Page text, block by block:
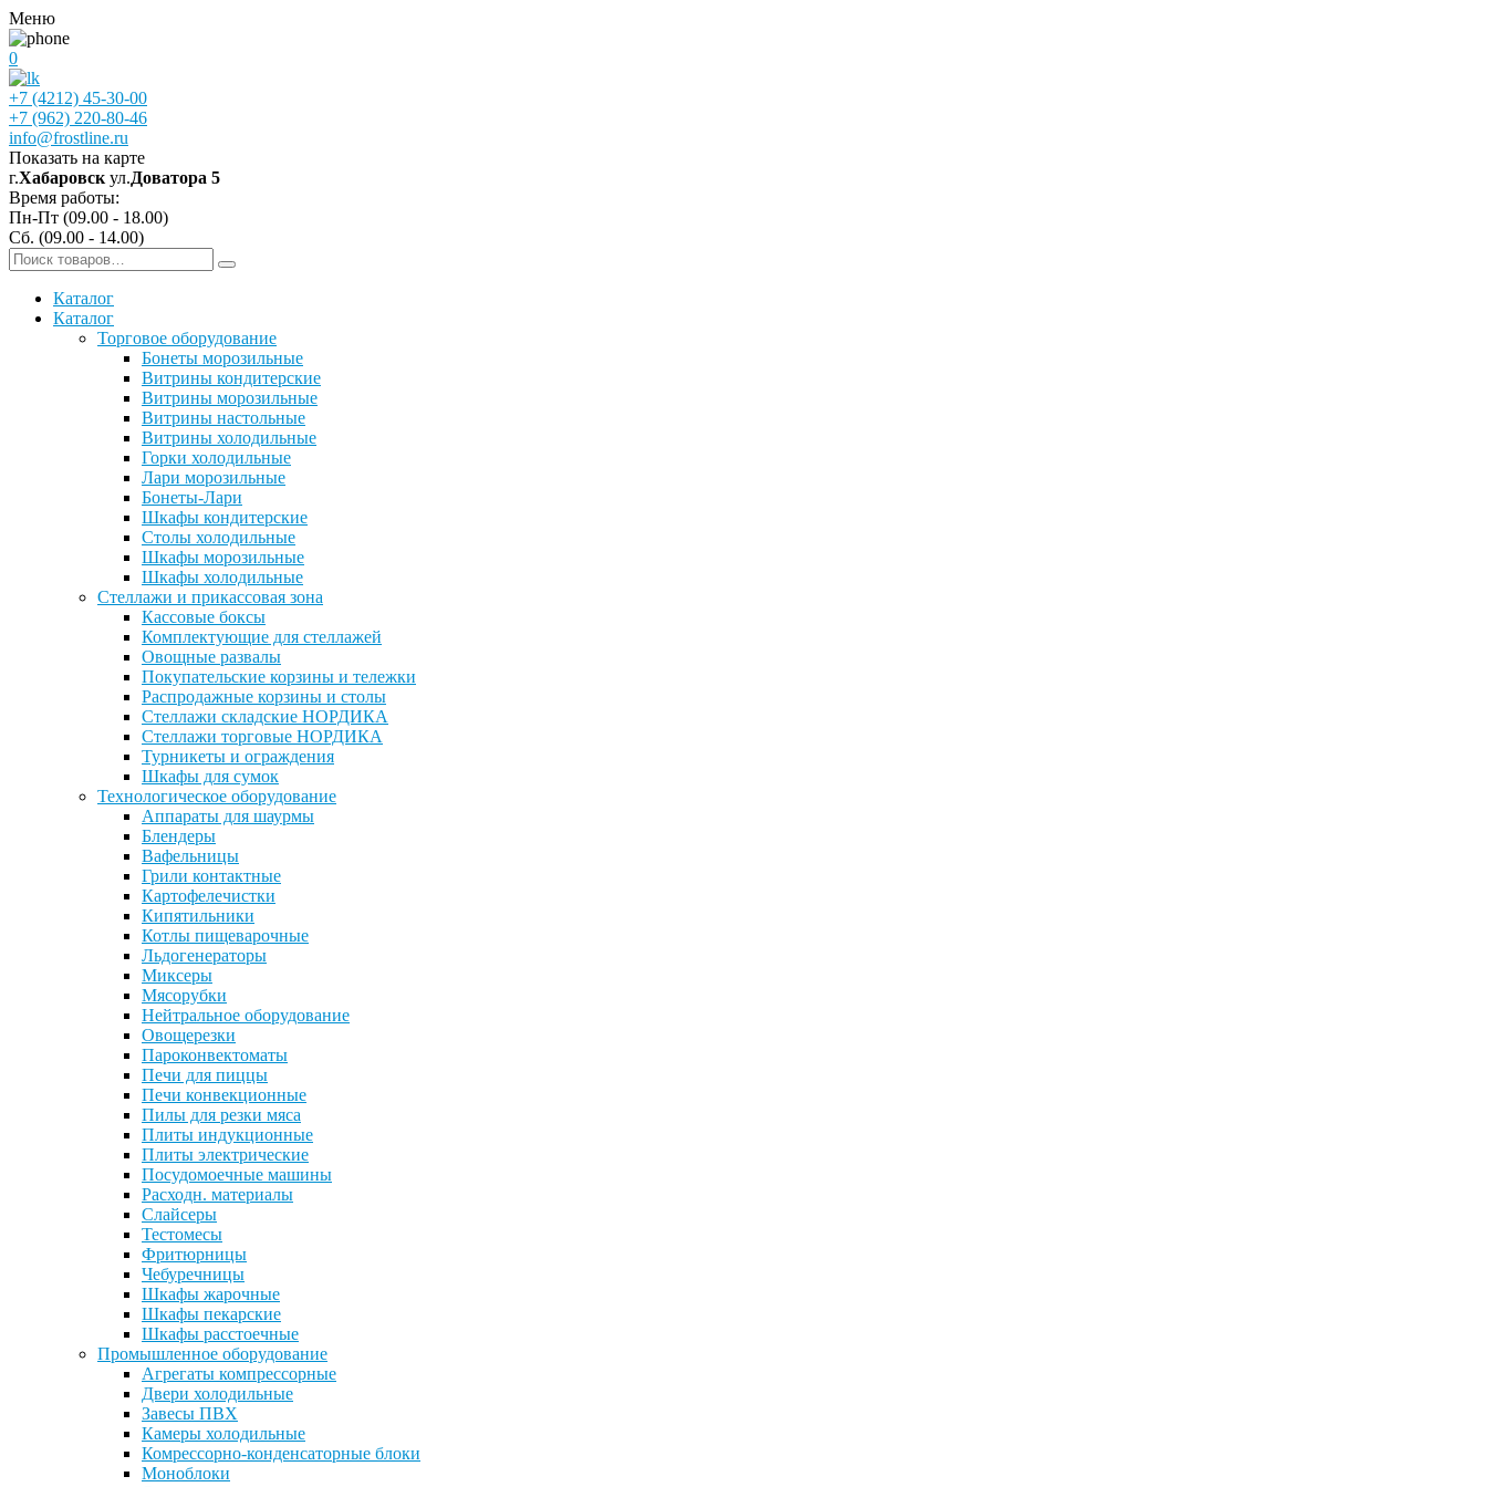
Меню
0
+7 (4212) 45-30-00
+7 (962) 220-80-46
info@frostline.ru
Показать на карте
г.Хабаровск ул.Доватора 5
Время работы:
Пн-Пт (09.00 - 18.00)
Сб. (09.00 - 14.00)
Каталог
Каталог
Торговое оборудование
Бонеты морозильные
Витрины кондитерские
Витрины морозильные
Витрины настольные
Витрины холодильные
Горки холодильные
Лари морозильные
Бонеты-Лари
Шкафы кондитерские
Столы холодильные
Шкафы морозильные
Шкафы холодильные
Стеллажи и прикассовая зона
Кассовые боксы
Комплектующие для стеллажей
Овощные развалы
Покупательские корзины и тележки
Распродажные корзины и столы
Стеллажи складские НОРДИКА
Стеллажи торговые НОРДИКА
Турникеты и ограждения
Шкафы для сумок
Технологическое оборудование
Аппараты для шаурмы
Блендеры
Вафельницы
Грили контактные
Картофелечистки
Кипятильники
Котлы пищеварочные
Льдогенераторы
Миксеры
Мясорубки
Нейтральное оборудование
Овощерезки
Пароконвектоматы
Печи для пиццы
Печи конвекционные
Пилы для резки мяса
Плиты индукционные
Плиты электрические
Посудомоечные машины
Расходн. материалы
Слайсеры
Тестомесы
Фритюрницы
Чебуречницы
Шкафы жарочные
Шкафы пекарские
Шкафы расстоечные
Промышленное оборудование
Агрегаты компрессорные
Двери холодильные
Завесы ПВХ
Камеры холодильные
Комрессорно-конденсаторные блоки
Моноблоки